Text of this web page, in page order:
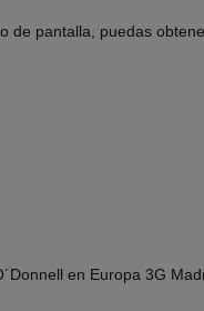
pantalla, puedas
en Europa 3G